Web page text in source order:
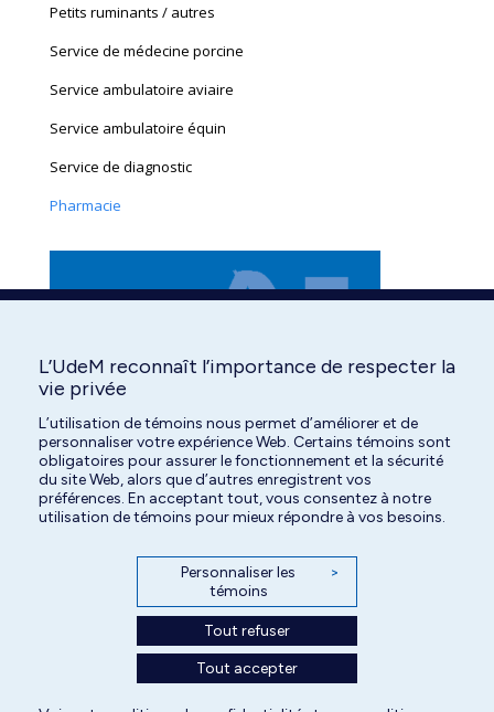
Petits ruminants / autres
Service de médecine porcine
Service ambulatoire aviaire
Service ambulatoire équin
Service de diagnostic
Pharmacie
L’UdeM reconnaît l’importance de respecter la
vie privée
L’utilisation de témoins nous permet d’améliorer et de
personnaliser votre expérience Web. Certains témoins sont
obligatoires pour assurer le fonctionnement et la sécurité
du site Web, alors que d’autres enregistrent vos
préférences. En acceptant tout, vous consentez à notre
utilisation de témoins pour mieux répondre à vos besoins.
Personnaliser les
témoins
>
Tout refuser
Tout accepter